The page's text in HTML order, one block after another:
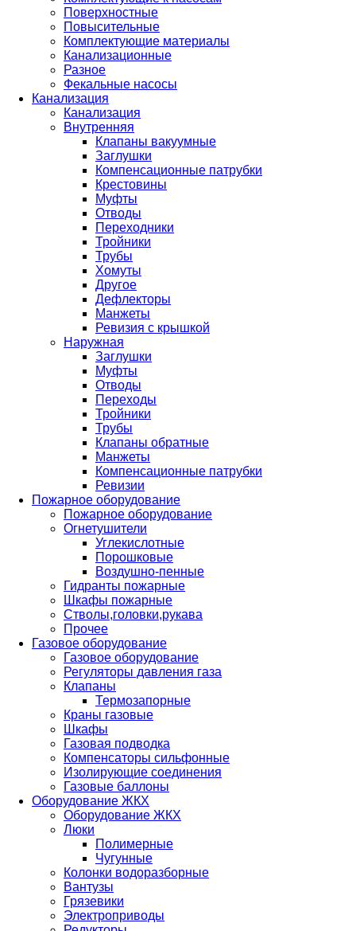
Поверхностные
Повысительные
Комплектующие материалы
Канализационные
Разное
Фекальные насосы
Канализация
Канализация
Внутренняя
Клапаны вакуумные
Заглушки
Компенсационные патрубки
Крестовины
Муфты
Отводы
Переходники
Тройники
Трубы
Хомуты
Другое
Дефлекторы
Манжеты
Ревизия с крышкой
Наружная
Заглушки
Муфты
Отводы
Переходы
Тройники
Трубы
Клапаны обратные
Манжеты
Компенсационные патрубки
Ревизии
Пожарное оборудование
Пожарное оборудование
Огнетушители
Углекислотные
Порошковые
Воздушно-пенные
Гидранты пожарные
Шкафы пожарные
Стволы,головки,рукава
Прочее
Газовое оборудование
Газовое оборудование
Регуляторы давления газа
Клапаны
Термозапорные
Краны газовые
Шкафы
Газовая подводка
Компенсаторы сильфонные
Изолирующие соединения
Газовые баллоны
Оборудование ЖКХ
Оборудование ЖКХ
Люки
Полимерные
Чугунные
Колонки водоразборные
Вантузы
Грязевики
Электроприводы